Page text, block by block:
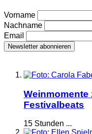
Vorname
Nachname
Email
Festivalbeats
15 Stunden ...